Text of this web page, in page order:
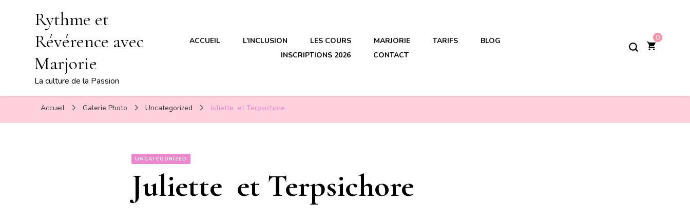
Rythme et
Révérence avec
Marjorie
La culture de la Passion
ACCUEIL L’INCLUSION LES COURS MARJORIE TARIFS
BLOG
INSCRIPTIONS 2026
CONTACT
0
Accueil Galerie Photo Uncategorized Juliette et Terpsichore
UNCATEGORIZED
Juliette et Terpsichore